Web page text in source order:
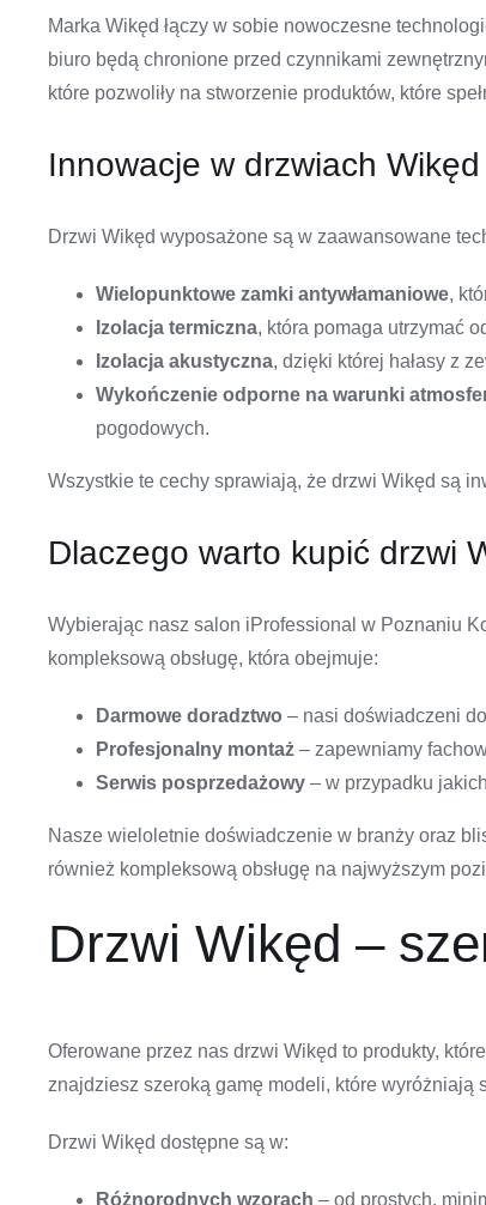
Marka Wikęd łączy w sobie nowoczesne
biuro będą chronione przed czynnikami
które pozwoliły na stworzenie produktów, które
Innowacje w drzwiach Wikęd
Drzwi Wikęd wyposażone są w zaawansowane
Wielopunktowe zamki antywłamaniowe,
Izolacja termiczna, która pomaga utrzymać
Izolacja akustyczna, dzięki której hałasy z
Wykończenie odporne na warunki
pogodowych.
Wszystkie te cechy sprawiają, że drzwi Wikęd są
Dlaczego warto kupić drzwi
Wybierając nasz salon iProfessional w Poznaniu
kompleksową obsługę, która obejmuje:
Darmowe doradztwo – nasi doświadczeni
Profesjonalny montaż– zapewniamy
Serwis posprzedażowy– w przypadku
Nasze wieloletnie doświadczenie w branży oraz
również kompleksową obsługę na najwyższym
Drzwi Wikęd –
Oferowane przez nas drzwi Wikęd to produkty,
znajdziesz szeroką gamę modeli, które
Drzwi Wikęd dostępne są w:
Różnorodnych wzorach – od prostych,